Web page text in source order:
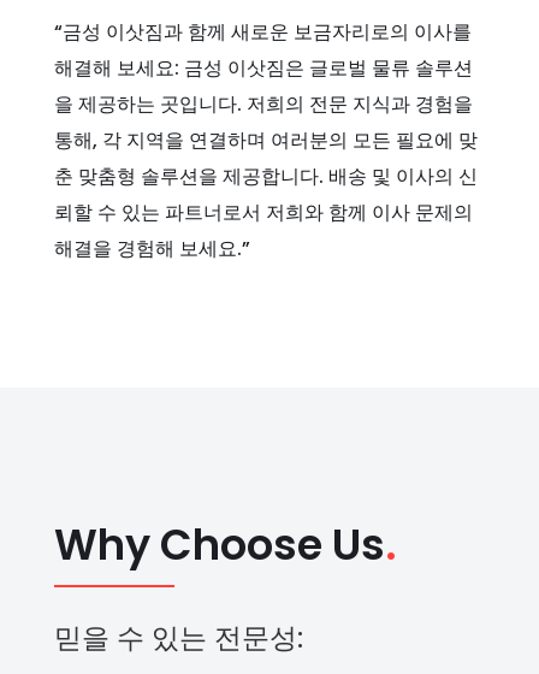
“금성 이삿짐과 함께 새로운 보금자리로의 이사를
해결해 보세요: 금성 이삿짐은 글로벌 물류 솔루션
을 제공하는 곳입니다. 저희의 전문 지식과 경험을
통해, 각 지역을 연결하며 여러분의 모든 필요에 맞
춘 맞춤형 솔루션을 제공합니다. 배송 및 이사의 신
뢰할 수 있는 파트너로서 저희와 함께 이사 문제의
해결을 경험해 보세요.”
Why Choose Us.
믿을 수 있는 전문성: